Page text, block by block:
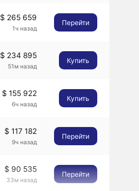
$ 265 659
1ч назад
Перейти
$ 234 895
51м назад
Купить
$ 155 922
6ч назад
Купить
$ 117 182
9ч назад
Перейти
$ 90 535
33м назад
Перейти